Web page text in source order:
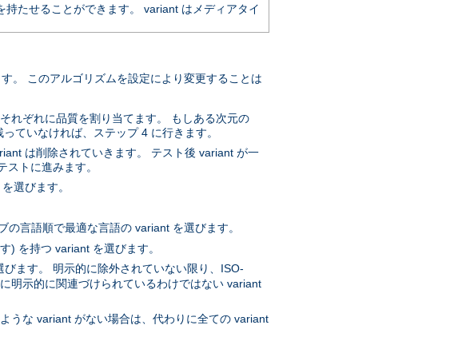
たせることができます。 variant はメディアタイ
。 このアルゴリズムを設定により変更することは
れぞれに品質を割り当てます。 もしある次元の
ていなければ、ステップ 4 に行きます。
は削除されていきます。 テスト後 variant が一
トに進みます。
選びます。
の言語順で最適な言語の variant を選びます。
) を持つ variant を選びます。
ます。 明示的に除外されていない限り、ISO-
明示的に関連づけられているわけではない variant
うな variant がない場合は、代わりに全ての variant